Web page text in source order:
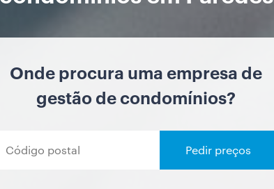
Onde procura uma empresa de
gestão de condomínios?
Pedir preços